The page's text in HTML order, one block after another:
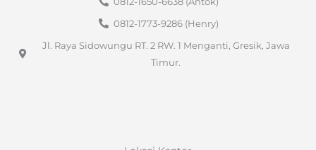
0812-1773-9286 (Henry)
Jl. Raya Sidowungu RT. 2 RW. 1 Menganti, Gresik, Jawa
Timur.